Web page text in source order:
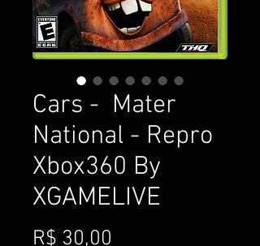
Cars - Mater
National - Repro
Xbox360 By
XGAMELIVE
R$ 30,00